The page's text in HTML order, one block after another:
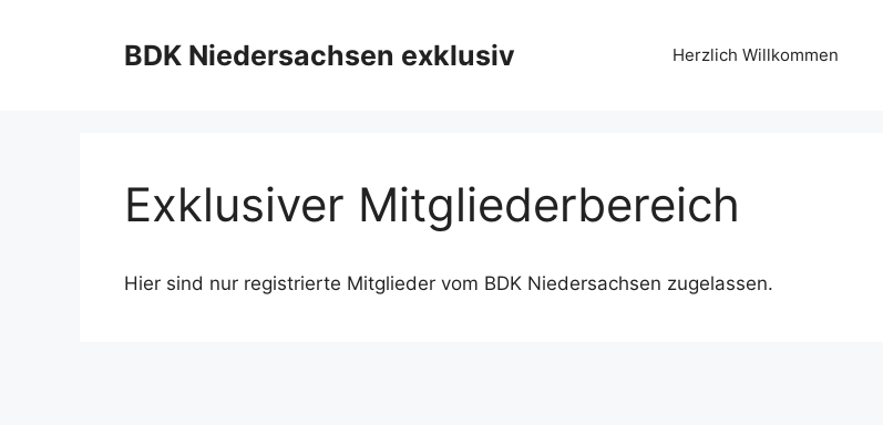
BDK Niedersachsen exklusiv Herzlich Willkommen
Exklusiver Mitgliederbereich
Hier sind nur registrierte Mitglieder vom BDK Niedersachsen zugelassen.